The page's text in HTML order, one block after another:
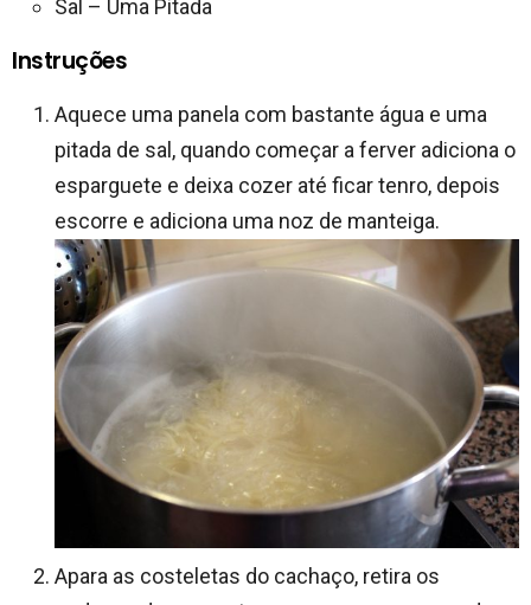
Sal – Uma Pitada
Instruções
Aquece uma panela com bastante água e uma
pitada de sal, quando começar a ferver adiciona o
esparguete e deixa cozer até ficar tenro, depois
escorre e adiciona uma noz de manteiga.
Apara as costeletas do cachaço, retira os